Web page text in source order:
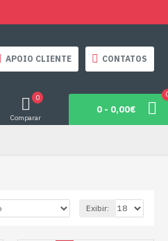
APOIO CLIENTE CONTATOS
Comparar
0
0 - 0,00€
Exibir: